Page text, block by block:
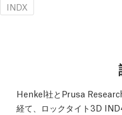
INDX
Henkel社とPrusa
経て、ロックタイト3D